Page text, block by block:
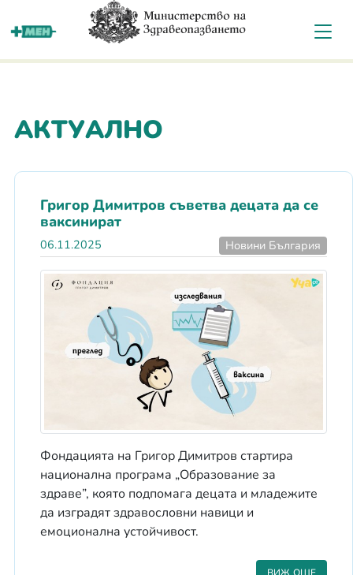
За мен
АКТУАЛНО
Григор Димитров съветва децата да се
ваксинират
06.11.2025 Новини България
Фондацията на Григор Димитров стартира
национална програма „Образование за
здраве”, която подпомага децата и младежите
да изградят здравословни навици и
емоционална устойчивост.